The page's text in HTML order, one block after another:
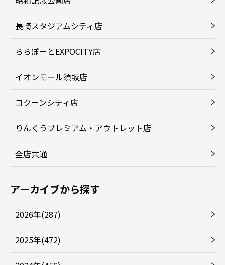
長崎スタジアムシティ店
ららぽーとEXPOCITY店
イオンモール須坂店
コクーンシティ店
りんくうプレミアム・アウトレット店
全店共通
アーカイブから探す
2026年(287)
2025年(472)